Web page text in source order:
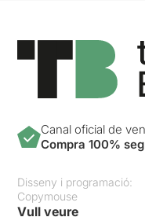
Canal oficial de
Compra 100%
Disseny i programació:
Copymouse
Vull veure